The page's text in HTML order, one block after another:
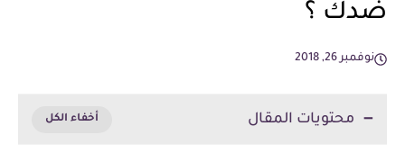
ضدك ؟
نوفمبر 26, 2018
محتويات المقال